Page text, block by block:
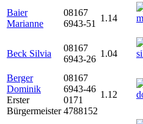
Baier
Marianne
08167
6943-51
1.14
Beck Silvia
08167
6943-26
1.04
Berger
Dominik
Erster
Bürgermeister
08167
6943-46
0171
4788152
1.12